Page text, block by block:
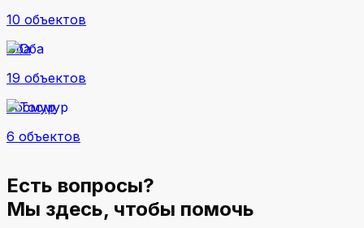
10 объектов
Оба
19 объектов
Тосмур
6 объектов
Есть вопросы?
Мы здесь, чтобы помочь